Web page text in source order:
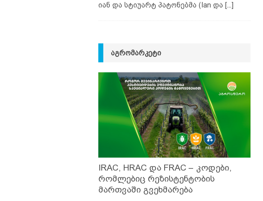
იან და სტიუარტ პატონებმა (Ian და [...]
ᲐᲒᲠᲝᲛᲐᲠᲙᲔᲢᲘ
IRAC, HRAC და FRAC – კოდები,
რომლებიც რეზისტენტობის
მართვაში გვეხმარება